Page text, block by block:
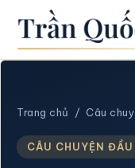
Trang chủ /Câu
CÂU CHUYỆN